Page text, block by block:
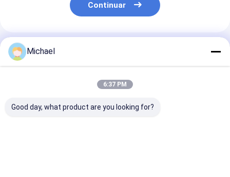
Continuar
Productos Recomendados
Michael
6:37 PM
Good day, what product are you looking for?